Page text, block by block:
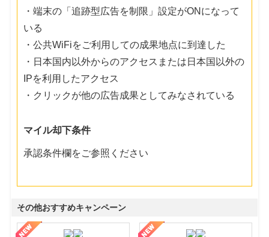
・端末の「追跡型広告を制限」設定がONになって
いる
・公共WiFiをご利用しての成果地点に到達した
・日本国内以外からのアクセスまたは日本国以外の
IPを利用したアクセス
・クリックが他の広告成果としてみなされている
マイル却下条件
承認条件欄をご参照ください
その他おすすめキャンペーン